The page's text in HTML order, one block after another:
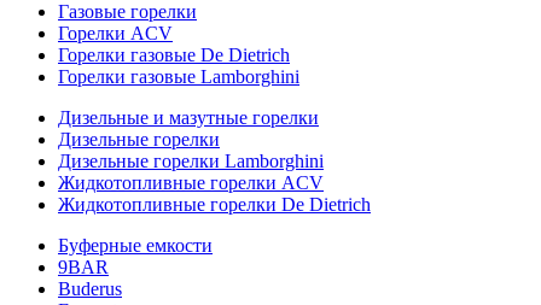
Газовые горелки
Горелки ACV
Горелки газовые De Dietrich
Горелки газовые Lamborghini
Дизельные и мазутные горелки
Дизельные горелки
Дизельные горелки Lamborghini
Жидкотопливные горелки ACV
Жидкотопливные горелки De Dietrich
Буферные емкости
9BAR
Buderus